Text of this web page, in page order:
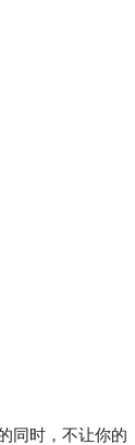
同时，不让你的